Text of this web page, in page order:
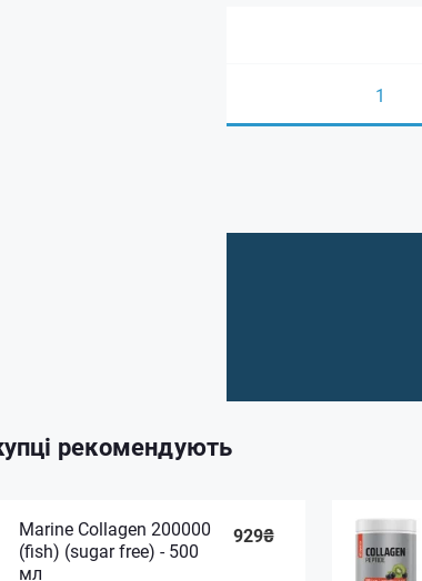
1
рекомендують
Marine Collagen 200000
(fish) (sugar free) - 500
мл
929₴